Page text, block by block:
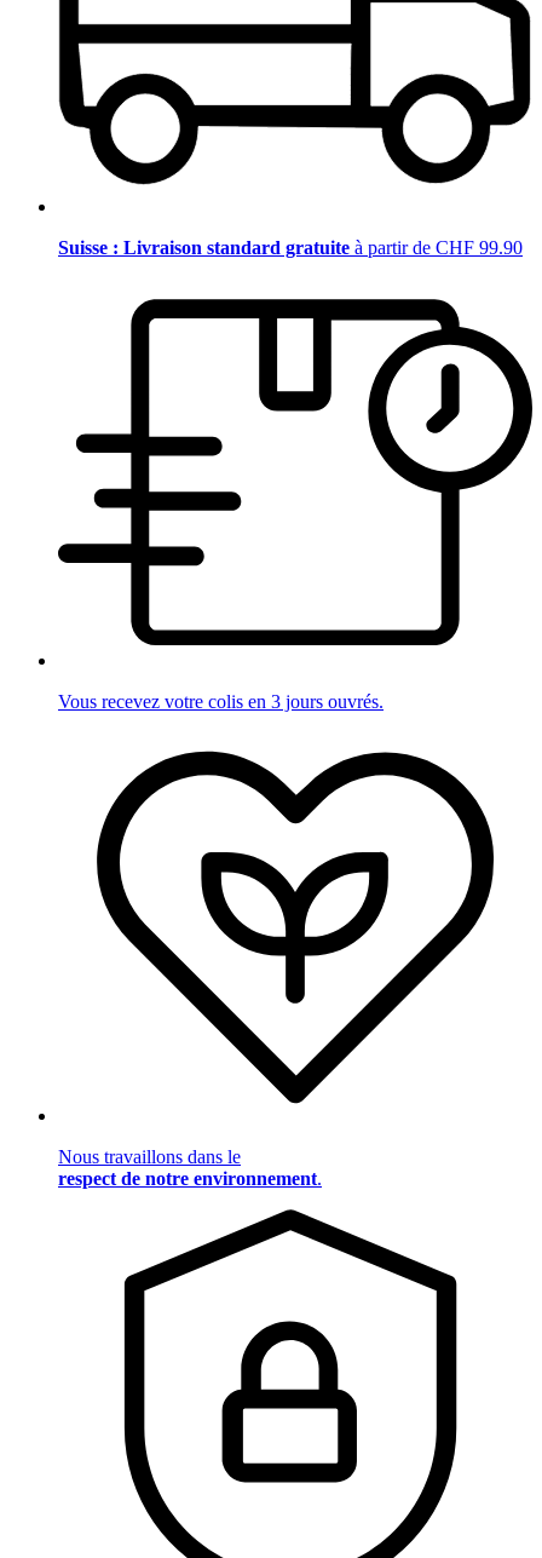
Suisse : Livraison standard gratuite à partir de CHF 99.90
Vous recevez votre colis en 3 jours ouvrés.
Nous travaillons dans le
respect de notre environnement.